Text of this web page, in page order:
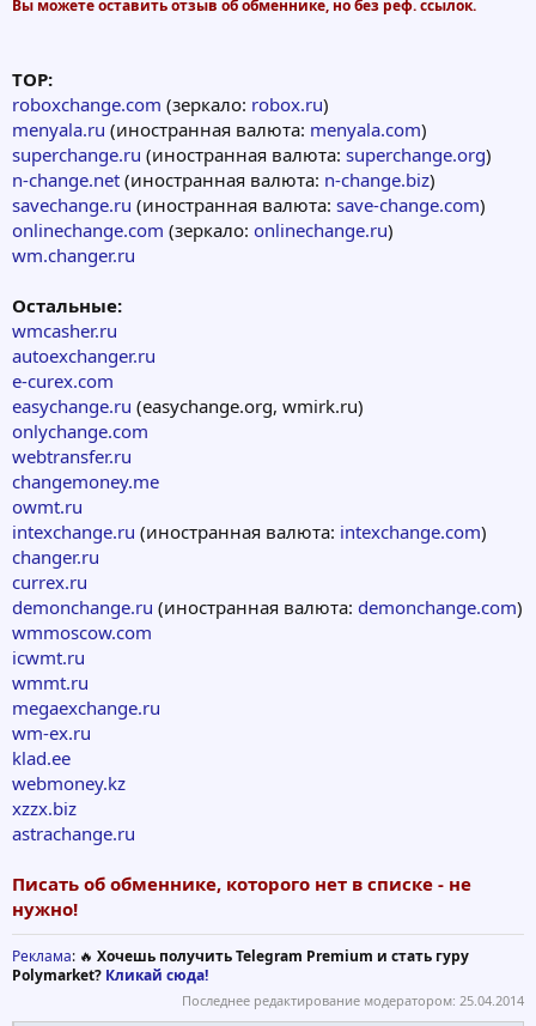
Вы можете оставить отзыв об обменнике, но без реф. ссылок.
TOP:
roboxchange.com (зеркало: robox.ru)
menyala.ru (иностранная валюта: menyala.com)
superchange.ru (иностранная валюта: superchange.org)
n-change.net (иностранная валюта: n-change.biz)
savechange.ru (иностранная валюта: save-change.com)
onlinechange.com (зеркало: onlinechange.ru)
wm.changer.ru
Остальные:
wmcasher.ru
autoexchanger.ru
e-curex.com
easychange.ru (easychange.org, wmirk.ru)
onlychange.com
webtransfer.ru
changemoney.me
owmt.ru
intexchange.ru (иностранная валюта: intexchange.com)
changer.ru
currex.ru
demonchange.ru (иностранная валюта: demonchange.com)
wmmoscow.com
icwmt.ru
wmmt.ru
megaexchange.ru
wm-ex.ru
klad.ee
webmoney.kz
xzzx.biz
astrachange.ru
Писать об обменнике, которого нет в списке - не
нужно!
Реклама: 🔥 Хочешь получить Telegram Premium и стать гуру
Polymarket? Кликай сюда!
Последнее редактирование модератором: 25.04.2014